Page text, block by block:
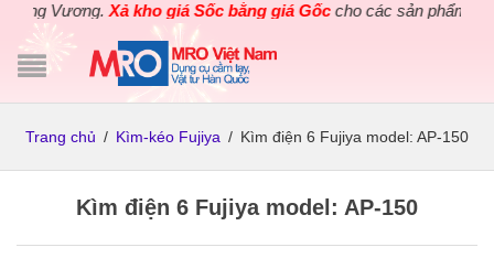
Vương.Xả kho giá Sốc bằng giá Gốccho các sản phẩm
Trang chủ / Kìm-kéo Fujiya / Kìm điện 6 Fujiya model: AP-150
Kìm điện 6 Fujiya model: AP-150